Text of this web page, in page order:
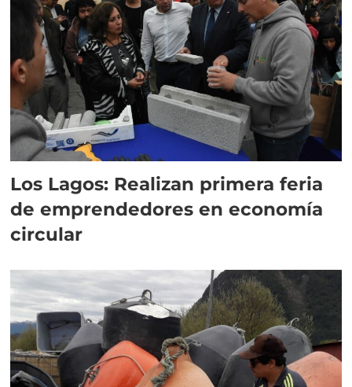
Los Lagos: Realizan primera feria
de emprendedores en economía
circular